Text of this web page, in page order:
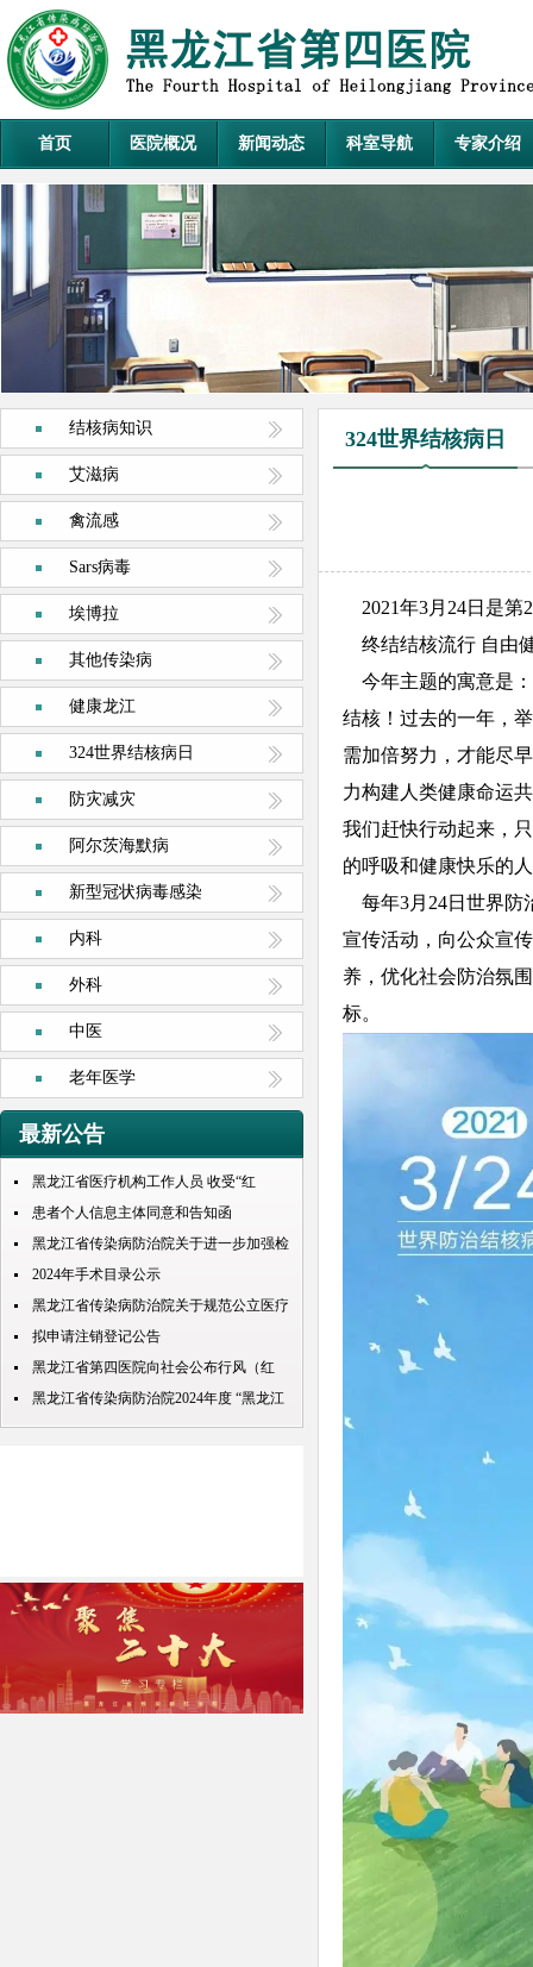
首页 医院概况 新闻动态 科室导航 专家介绍
结核病知识
艾滋病
禽流感
Sars病毒
埃博拉
其他传染病
健康龙江
324世界结核病日
防灾减灾
阿尔茨海默病
新型冠状病毒感染
内科
外科
中医
老年医学
最新公告
黑龙江省医疗机构工作人员 收受“红
包”处理规定
患者个人信息主体同意和告知函
黑龙江省传染病防治院关于进一步加强检
查检验结果互认项目的公示
2024年手术目录公示
黑龙江省传染病防治院关于规范公立医疗
机构预交金管理工作实施情况的通知
拟申请注销登记公告
黑龙江省第四医院向社会公布行风（红
包） 问题投诉举报电话
黑龙江省传染病防治院2024年度 “黑龙江
人才周”公开招聘 拟录取人员名单公示
324世界结核病日
2021年3月24日是第
终结结核流行 自由
今年主题的寓意是
结核！过去的一年，
需加倍努力，才能尽
力构建人类健康命运
我们赶快行动起来，
的呼吸和健康快乐的
每年3月24日世界防
宣传活动，向公众宣
养，优化社会防治氛
标。